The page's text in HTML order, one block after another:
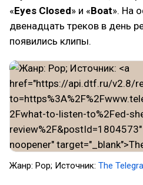
«Eyes Closed» и «Boat». На
двенадцать треков в день
появились клипы.
Жанр: Pop; Источник: The